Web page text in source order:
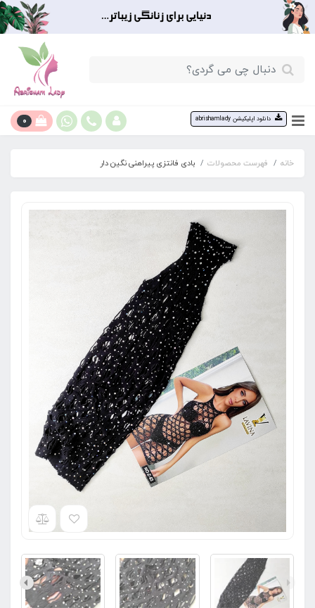
دانلود اپلیکیشن abrishamlady 0
خانه فهرست محصولات بادی فانتزی پیراهنی نگین دار